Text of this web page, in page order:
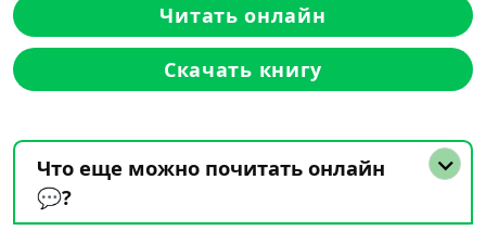
Читать онлайн
Скачать книгу
Что еще можно почитать онлайн
💬?